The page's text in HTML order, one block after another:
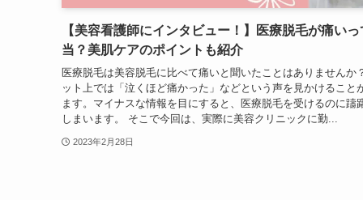
【美容看護師にインタビュー！】医療脱毛が痛いっ
当？美肌ケアのポイントも紹介
医療脱毛は美容脱毛に比べて痛いと聞いたことはありませんか
ット上では「泣くほど痛かった」などという声を見かけること
ます。マイナスな情報を目にすると、医療脱毛を受けるのに躊
しまいます。 そこで今回は、実際に美容クリニックに勤...
2023年2月28日